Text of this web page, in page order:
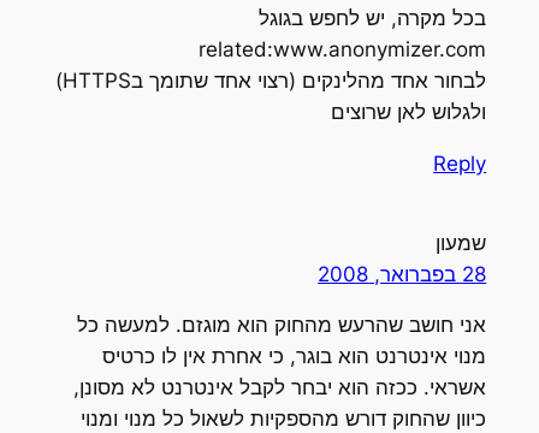
בכל מקרה, יש לחפש בגוגל
related:www.anonymizer.com
לבחור אחד מהלינקים (רצוי אחד שתומך בHTTPS)
ולגלוש לאן שרוצים
Reply
שמעון
28 בפברואר, 2008
אני חושב שהרעש מהחוק הוא מוגזם. למעשה כל
מנוי אינטרנט הוא בוגר, כי אחרת אין לו כרטיס
אשראי. ככזה הוא יבחר לקבל אינטרנט לא מסונן,
כיוון שהחוק דורש מהספקיות לשאול כל מנוי ומנוי